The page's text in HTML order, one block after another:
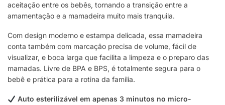
aceitação entre os bebês, tornando a transição entre a
amamentação e a mamadeira muito mais tranquila.
Com design moderno e estampa delicada, essa mamadeira
conta também com marcação precisa de volume, fácil de
visualizar, e boca larga que facilita a limpeza e o preparo das
mamadas. Livre de BPA e BPS, é totalmente segura para o
bebê e prática para a rotina da família.
Auto esterilizável em apenas 3 minutos no micro-